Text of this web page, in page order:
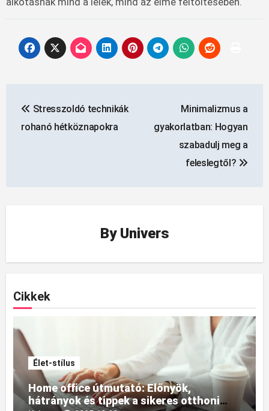
navigáció
Stresszoldó technikák
rohanó hétköznapokra
Minimalizmus a
gyakorlatban: Hogyan
szabadulj meg a
feleslegtől?
By Univers
Cikkek
Élet-stílus
Home office útmutató: Előnyök,
hátrányok és tippek a sikeres otthoni